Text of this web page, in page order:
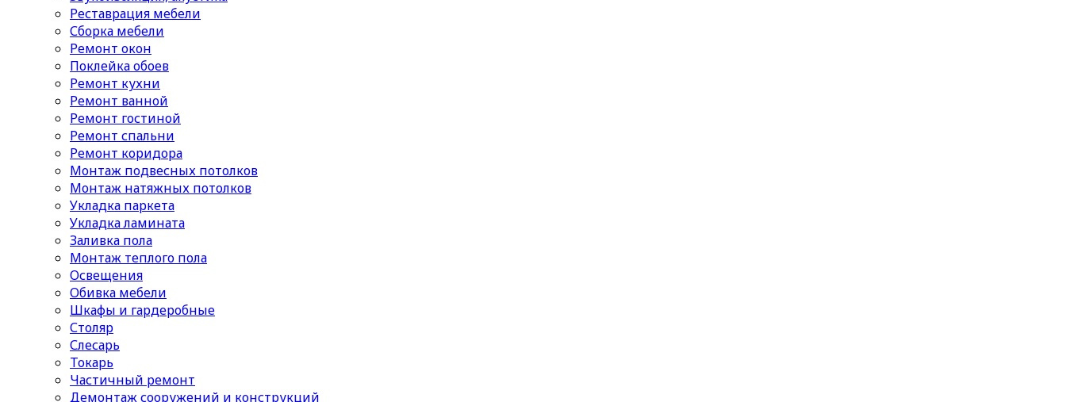
Реставрация мебели
Сборка мебели
Ремонт окон
Поклейка обоев
Ремонт кухни
Ремонт ванной
Ремонт гостиной
Ремонт спальни
Ремонт коридора
Монтаж подвесных потолков
Монтаж натяжных потолков
Укладка паркета
Укладка ламината
Заливка пола
Монтаж теплого пола
Освещения
Обивка мебели
Шкафы и гардеробные
Столяр
Слесарь
Токарь
Частичный ремонт
Демонтаж сооружений и конструкций